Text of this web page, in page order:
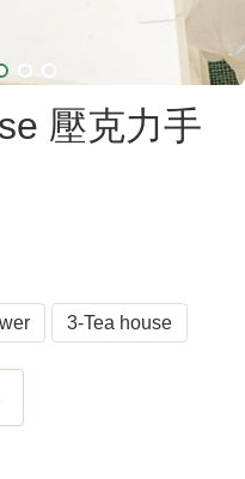
壓克力手
3-Tea house